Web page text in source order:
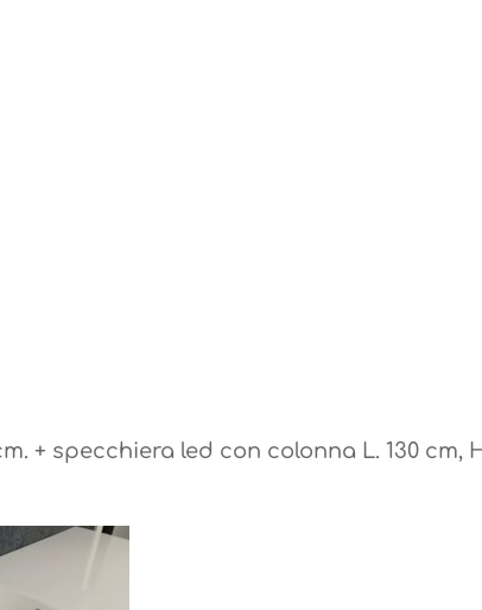
+ specchiera led con colonna L. 130 cm,